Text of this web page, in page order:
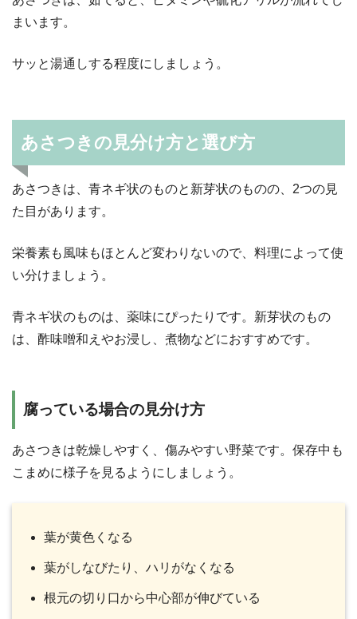
まいます。
サッと湯通しする程度にしましょう。
あさつきの見分け方と選び方
あさつきは、青ネギ状のものと新芽状のものの、2つの見
た目があります。
栄養素も風味もほとんど変わりないので、料理によって使
い分けましょう。
青ネギ状のものは、薬味にぴったりです。新芽状のもの
は、酢味噌和えやお浸し、煮物などにおすすめです。
腐っている場合の見分け方
あさつきは乾燥しやすく、傷みやすい野菜です。保存中も
こまめに様子を見るようにしましょう。
葉が黄色くなる
葉がしなびたり、ハリがなくなる
根元の切り口から中心部が伸びている